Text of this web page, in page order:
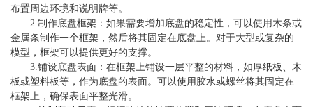
布置周边环境和说明牌等。
2.制作底盘框架：如果需要增加底盘的稳定性，可以使用木条或
金属条制作一个框架，然后将其固定在底盘上。对于大型或复杂的
模型，框架可以提供更好的支撑。
3.铺设底盘表面：在框架上铺设一层平整的材料，如厚纸板、木
板或塑料板等，作为底盘的表面。可以使用胶水或螺丝将其固定在
框架上，确保表面平整光滑。